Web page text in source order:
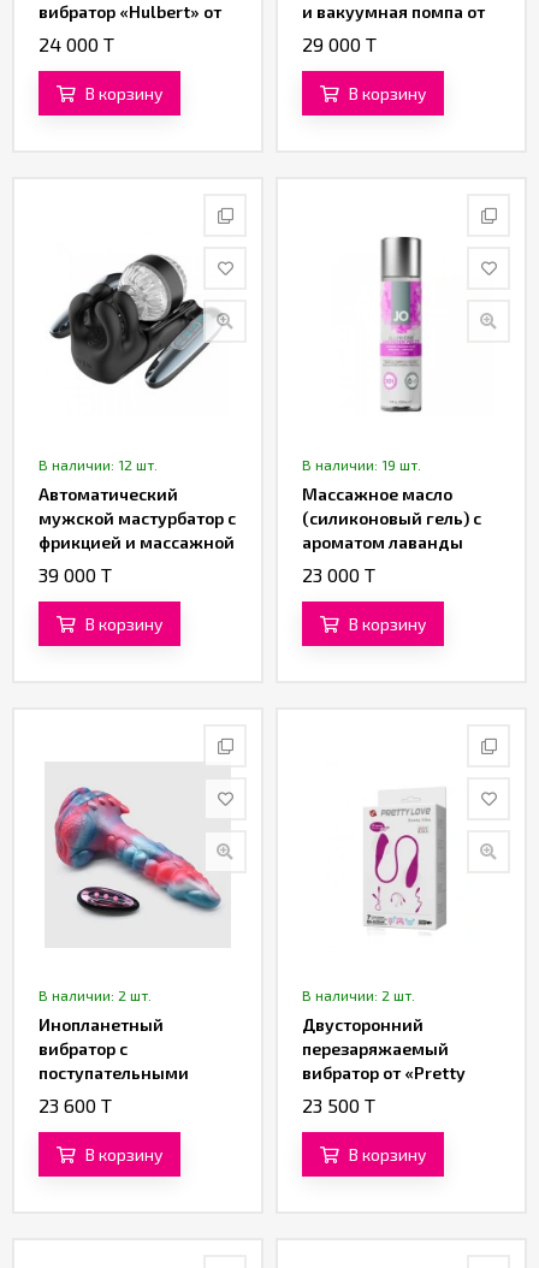
вибратор «Hulbert» от
«Pretty Love» (16 см)
24 000 T
В корзину
и вакуумная помпа от
«SXTOP»
29 000 T
В корзину
В наличии: 12 шт.
Автоматический
мужской мастурбатор с
фрикцией и массажной
стимуляцией от
39 000 T
В корзину
В наличии: 19 шт.
Массажное масло
(силиконовый гель) с
ароматом лаванды
«All-in-One Sensual
«System JO» (120 ML)
23 000 T
В корзину
В наличии: 2 шт.
Инопланетный
вибратор с
поступательными
движениями
23 600 T
В корзину
В наличии: 2 шт.
Двусторонний
перезаряжаемый
вибратор от «Pretty
love»
23 500 T
В корзину